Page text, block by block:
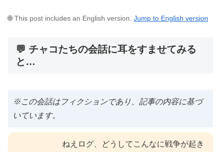
🌐 This post includes an English version. Jump to English version
💬 チャコたちの会話に耳をすませてみる
と…
※この会話はフィクションであり、記事の内容に基づ
いています。
ねえログ、どうしてこんなに戦争が起き